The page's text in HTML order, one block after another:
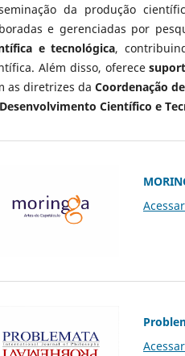
da produção
e gerenciadas por
e tecnológica,
Além disso, oferece
as diretrizes daCoordenação
Científico e